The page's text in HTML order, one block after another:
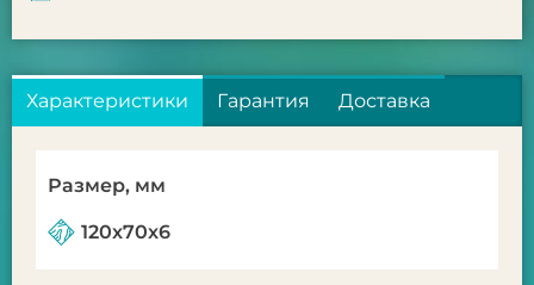
Характеристики Гарантия Доставка
Размер, мм
120x70x6